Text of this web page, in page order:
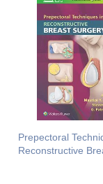
Prepectoral
Reconstructive